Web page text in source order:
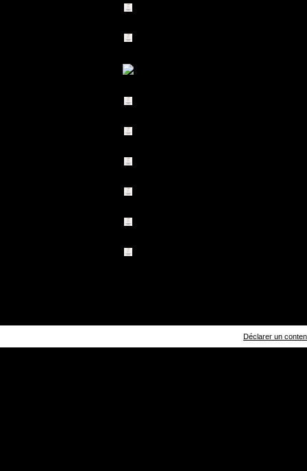
Déclarer un